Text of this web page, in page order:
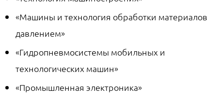
«Машины и технология обработки материалов
давлением»
«Гидропневмосистемы мобильных и
технологических машин»
«Промышленная электроника»